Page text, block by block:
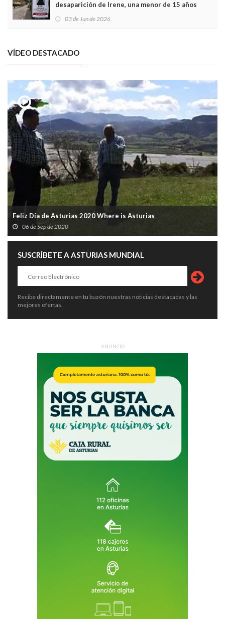
desaparición de Irene, una menor de 15 años
03 de Jun de 2026
VÍDEO DESTACADO
Feliz Día de Asturias 2020 Where is Asturias
06 de Sep de 2020
SUSCRÍBETE A ASTURIAS MUNDIAL
Recibe directamente en tu buzón nuestras noticias destacadas y las
mejores ofertas.
ANUNCIO